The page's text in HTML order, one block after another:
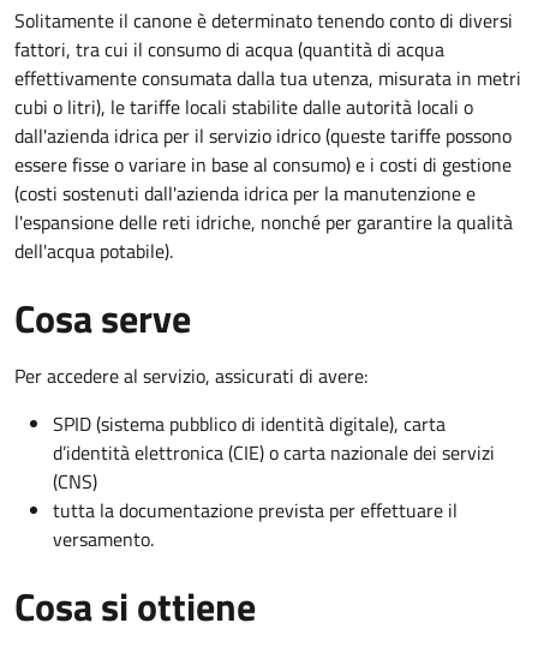
Solitamente il canone è determinato tenendo conto di diversi
fattori, tra cui il consumo di acqua (quantità di acqua
effettivamente consumata dalla tua utenza, misurata in metri
cubi o litri), le tariffe locali stabilite dalle autorità locali o
dall'azienda idrica per il servizio idrico (queste tariffe possono
essere fisse o variare in base al consumo) e i costi di gestione
(costi sostenuti dall'azienda idrica per la manutenzione e
l'espansione delle reti idriche, nonché per garantire la qualità
dell'acqua potabile).
Cosa serve
Per accedere al servizio, assicurati di avere:
SPID (sistema pubblico di identità digitale), carta
d’identità elettronica (CIE) o carta nazionale dei servizi
(CNS)
tutta la documentazione prevista per effettuare il
versamento.
Cosa si ottiene